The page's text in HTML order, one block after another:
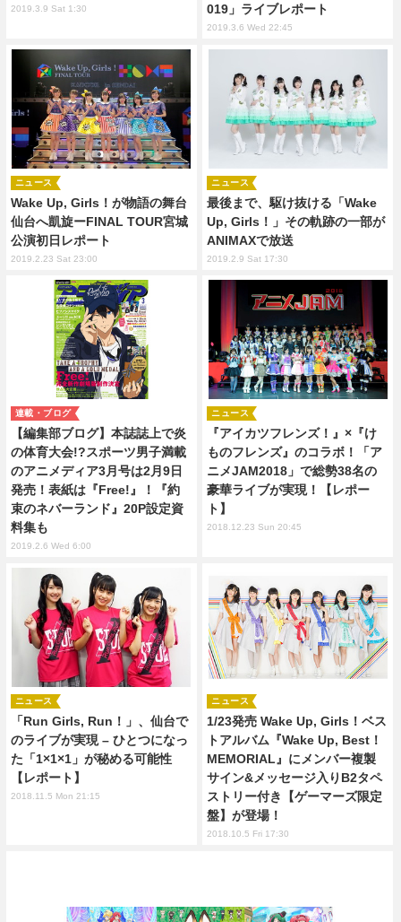
2019.3.9 Sat 1:30
019」ライブレポート
2019.3.6 Wed 22:45
Wake Up, Girls！が物語の舞台
仙台へ凱旋ーFINAL TOUR宮城
公演初日レポート
ニュース
2019.2.23 Sat 23:00
最後まで、駆け抜ける「Wake
Up, Girls！」その軌跡の一部が
ANIMAXで放送
ニュース
2019.2.9 Sat 17:30
【編集部ブログ】本誌誌上で炎
の体育大会!?スポーツ男子満載
のアニメディア3月号は2月9日
発売！表紙は『Free!』！『約
束のネバーランド』20P設定資
料集も
連載・ブログ
2019.2.6 Wed 6:00
『アイカツフレンズ！』×『け
ものフレンズ』のコラボ！「ア
ニメJAM2018」で総勢38名の
豪華ライブが実現！【レポー
ト】
ニュース
2018.12.23 Sun 20:45
「Run Girls, Run！」、仙台で
のライブが実現 – ひとつになっ
た「1×1×1」が秘める可能性
【レポート】
ニュース
2018.11.5 Mon 21:15
1/23発売 Wake Up, Girls！ベス
トアルバム『Wake Up, Best！
MEMORIAL』にメンバー複製
サイン&メッセージ入りB2タペ
ストリー付き【ゲーマーズ限定
盤】が登場！
ニュース
2018.10.5 Fri 17:30